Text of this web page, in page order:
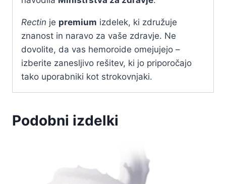
Rectin je premium izdelek, ki združuje
znanost in naravo za vaše zdravje. Ne
dovolite, da vas hemoroide omejujejo –
izberite zanesljivo rešitev, ki jo priporočajo
tako uporabniki kot strokovnjaki.
Podobni izdelki